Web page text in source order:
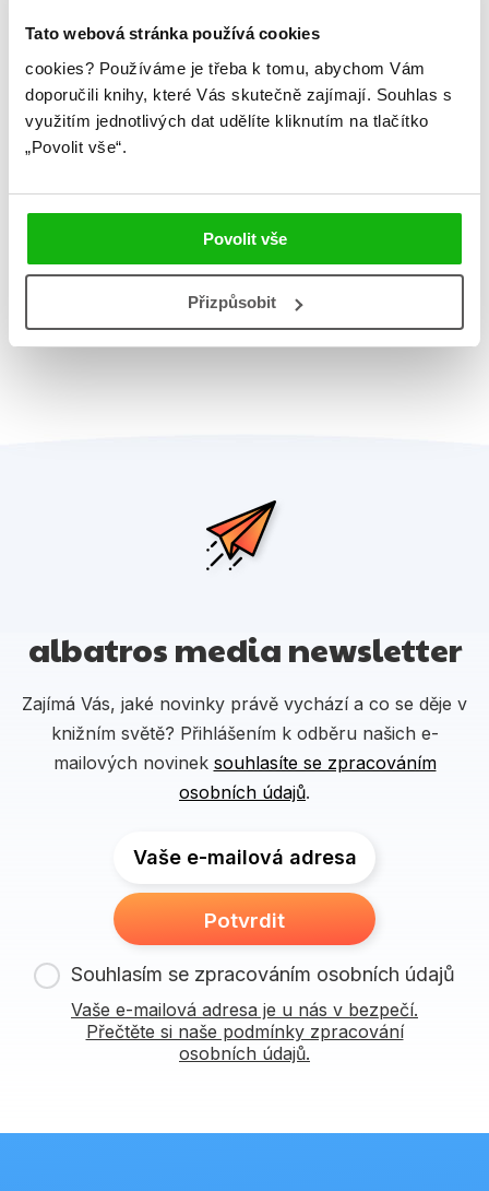
Tato webová stránka používá cookies
cookies? Používáme je třeba k tomu, abychom Vám
doporučili knihy, které Vás skutečně zajímají. Souhlas s
využitím jednotlivých dat udělíte kliknutím na tlačítko
„Povolit vše“.
Povolit vše
Přizpůsobit
René Goscinny
Celkem knih:
albatros media newsletter
Zajímá Vás, jaké novinky právě vychází a co se děje v
knižním světě? Přihlášením k odběru našich e-
mailových novinek souhlasíte se zpracováním
osobních údajů.
Vaše e-mailová adresa
Potvrdit
Souhlasím se zpracováním osobních údajů
Vaše e-mailová adresa je u nás v bezpečí.
Přečtěte si naše podmínky zpracování
osobních údajů.